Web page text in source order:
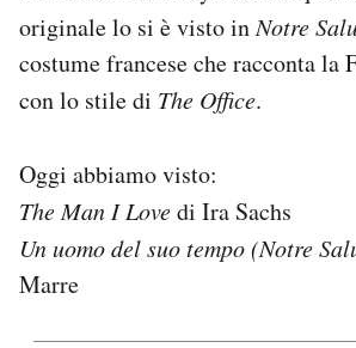
originale lo si è visto inNotre
costume francese che racconta la
con lo stile di The Office.
Oggi abbiamo visto:
The Man I Lovedi Ira Sachs
Un uomo del suo tempo (Notre
Marre